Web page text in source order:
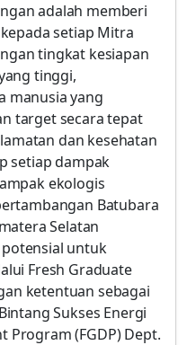
adalah memberi
setiap Mitra
tingkat kesiapan
tinggi,
manusia yang
target secara tepat
dan kesehatan
setiap dampak
ekologis
Batubara
Selatan
untuk
Fresh Graduate
ketentuan sebagai
Sukses Energi
Program (FGDP) Dept.